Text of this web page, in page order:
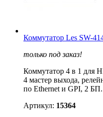
Коммутатор Les SW-
только под заказ!
Коммутатор 4 в 1 для
4 мастер выхода,
по Ethernet и GPI, 2 БП.
Артикул: 15364